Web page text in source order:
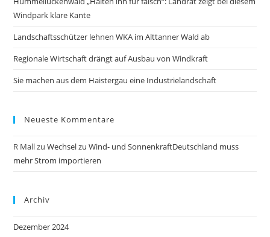
Windpark klare Kante
Landschaftsschützer lehnen WKA im Alttanner Wald ab
Regionale Wirtschaft drängt auf Ausbau von Windkraft
Sie machen aus dem Haistergau eine Industrielandschaft
Neueste Kommentare
R MallzuWechsel zu Wind- und SonnenkraftDeutschland muss
mehr Strom importieren
Archiv
Dezember 2024